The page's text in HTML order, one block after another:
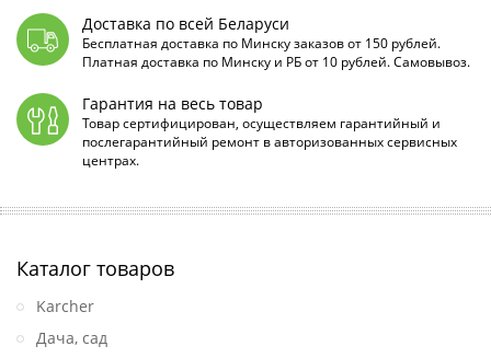
Доставка по всей Беларуси
Бесплатная доставка по Минску заказов от 150 рублей.
Платная доставка по Минску и РБ от 10 рублей. Самовывоз.
Гарантия на весь товар
Товар сертифицирован, осуществляем гарантийный и
послегарантийный ремонт в авторизованных сервисных
центрах.
Каталог товаров
Karcher
Дача, сад